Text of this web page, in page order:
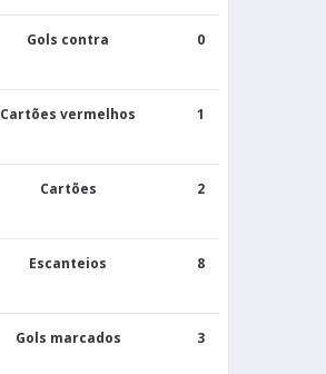
Gols contra 0
Cartões vermelhos 1
Cartões 2
Escanteios 8
Gols marcados 3